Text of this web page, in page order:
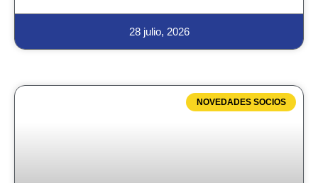
28 julio, 2026
NOVEDADES SOCIOS